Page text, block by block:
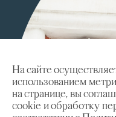
На сайте
использованием
на странице, вы
cookie и обработку